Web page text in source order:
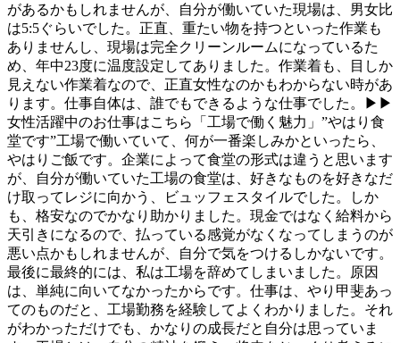
があるかもしれませんが、自分が働いていた現場は、男女比
は5:5ぐらいでした。正直、重たい物を持つといった作業も
ありませんし、現場は完全クリーンルームになっているた
め、年中23度に温度設定してありました。作業着も、目しか
見えない作業着なので、正直女性なのかもわからない時があ
ります。仕事自体は、誰でもできるような仕事でした。▶▶
女性活躍中のお仕事はこちら「工場で働く魅力」”やはり食
堂です”工場で働いていて、何が一番楽しみかといったら、
やはりご飯です。企業によって食堂の形式は違うと思います
が、自分が働いていた工場の食堂は、好きなものを好きなだ
け取ってレジに向かう、ビュッフェスタイルでした。しか
も、格安なのでかなり助かりました。現金ではなく給料から
天引きになるので、払っている感覚がなくなってしまうのが
悪い点かもしれませんが、自分で気をつけるしかないです。
最後に最終的には、私は工場を辞めてしまいました。原因
は、単純に向いてなかったからです。仕事は、やり甲斐あっ
てのものだと、工場勤務を経験してよくわかりました。それ
がわかっただけでも、かなりの成長だと自分は思っていま